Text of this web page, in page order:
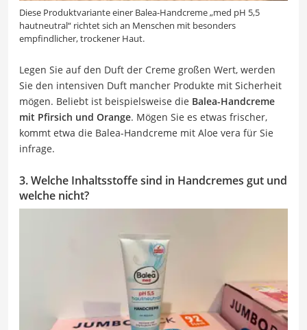
Diese Produktvariante einer Balea-Handcreme „med pH 5,5
hautneutral“ richtet sich an Menschen mit besonders
empfindlicher, trockener Haut.
Legen Sie auf den Duft der Creme großen Wert, werden
Sie den intensiven Duft mancher Produkte mit Sicherheit
mögen. Beliebt ist beispielsweise die Balea-Handcreme
mit Pfirsich und Orange. Mögen Sie es etwas frischer,
kommt etwa die Balea-Handcreme mit Aloe vera für Sie
infrage.
3. Welche Inhaltsstoffe sind in Handcremes gut und
welche nicht?